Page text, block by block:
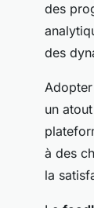
des
des
un
à des
la